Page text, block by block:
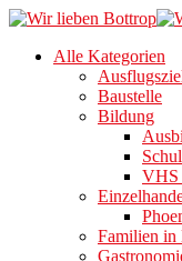
Alle Kategorien
Baustelle
Bildung
VHS
Familien in